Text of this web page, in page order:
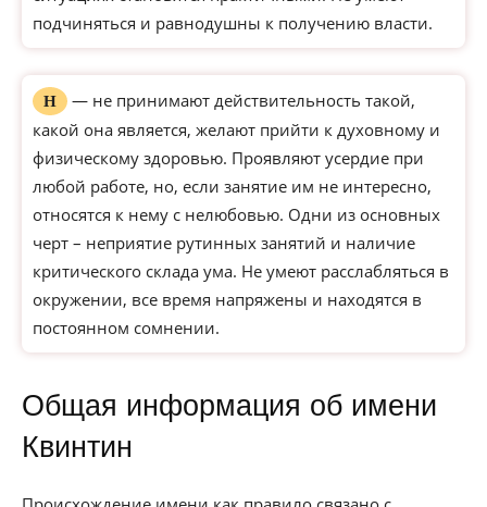
подчиняться и равнодушны к получению власти.
Н
— не принимают действительность такой,
какой она является, желают прийти к духовному и
физическому здоровью. Проявляют усердие при
любой работе, но, если занятие им не интересно,
относятся к нему с нелюбовью. Одни из основных
черт – неприятие рутинных занятий и наличие
критического склада ума. Не умеют расслабляться в
окружении, все время напряжены и находятся в
постоянном сомнении.
Общая информация об имени
Квинтин